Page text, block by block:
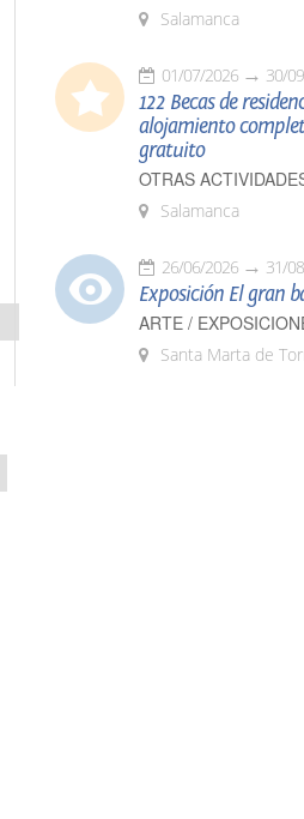
Salamanca
01/07/2026 30/
122 Becas de
alojamiento
gratuito
OTRAS
Salamanca
26/06/2026 31/
Exposición El gran
ARTE /
Santa Marta de